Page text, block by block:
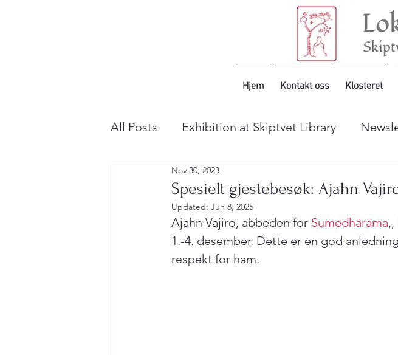
Hjem Kontakt oss Klosteret
All Posts Exhibition at Skiptvet Library
Spesielt gjestebesøk: Ajahn
Nov 30, 2023
Updated: Jun 8, 2025
Ajahn Vajiro, abbeden for Sumedhārāma
1.-4. desember. Dette er en god
respekt for ham.